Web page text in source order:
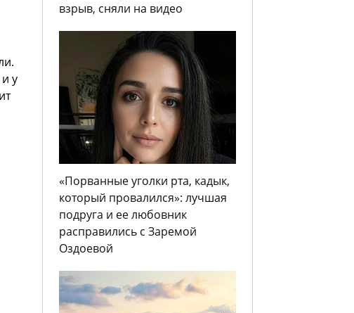
у
взрыв, сняли на видео
«Порванные уголки рта, кадык,
который провалился»: лучшая
подруга и ее любовник
расправились с Заремой
Оздоевой